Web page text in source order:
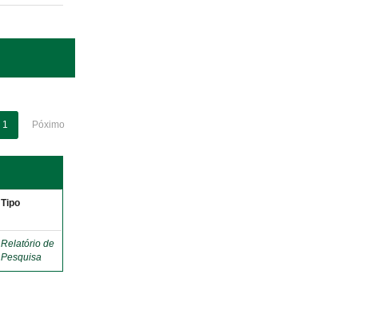
1 Póximo
Tipo
Relatório de
Pesquisa